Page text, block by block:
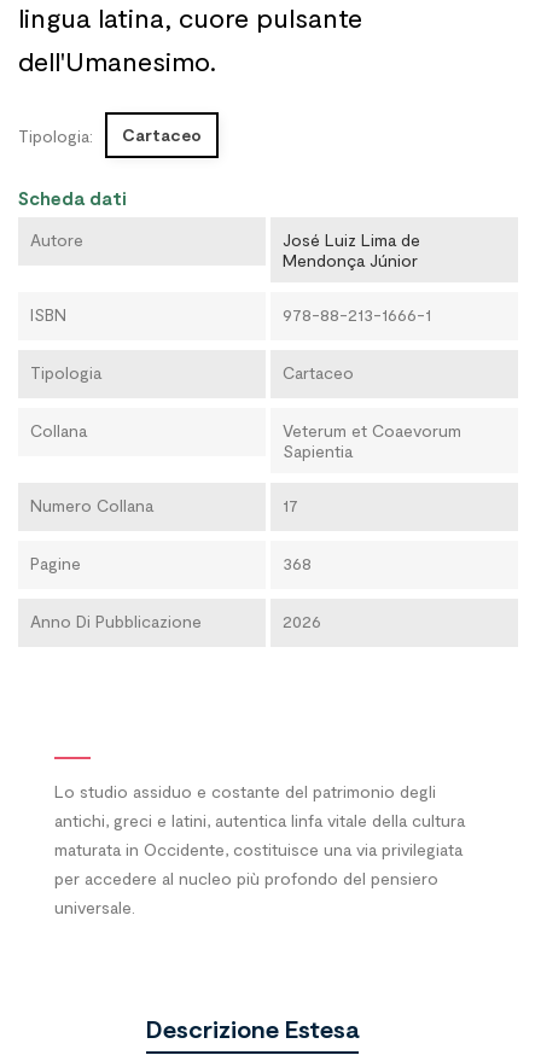
lingua latina, cuore pulsante
dell'Umanesimo.
Tipologia: Cartaceo
Scheda dati
Autore
José Luiz Lima de
Mendonça Júnior
ISBN 978-88-213-1666-1
Tipologia Cartaceo
Collana
Veterum et Coaevorum
Sapientia
Numero Collana 17
Pagine 368
Anno Di Pubblicazione 2026
Lo studio assiduo e costante del patrimonio degli
antichi, greci e latini, autentica linfa vitale della cultura
maturata in Occidente, costituisce una via privilegiata
per accedere al nucleo più profondo del pensiero
universale.
Descrizione Estesa